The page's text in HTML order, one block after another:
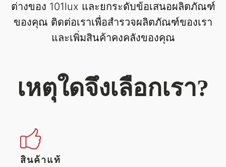
ต่างของ 101lux และยกระดับข้อเสนอผลิตภัณฑ์
ของคุณ ติดต่อเราเพื่อสำรวจผลิตภัณฑ์ของเรา
และเพิ่มสินค้าคงคลังของคุณ
เหตุใดจึงเลือกเรา?
สินค้าแท้